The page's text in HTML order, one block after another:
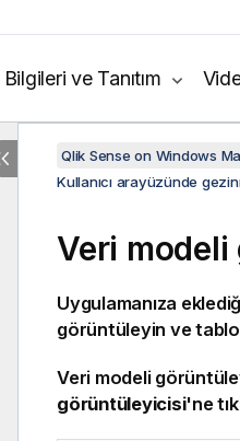
ve Tanıtım
Qlik Sense on Windows
Kullanıcı arayüzünde
Veri
Uygulamanıza
görüntüleyin ve
Veri modeli
görüntüleyicisi'ne